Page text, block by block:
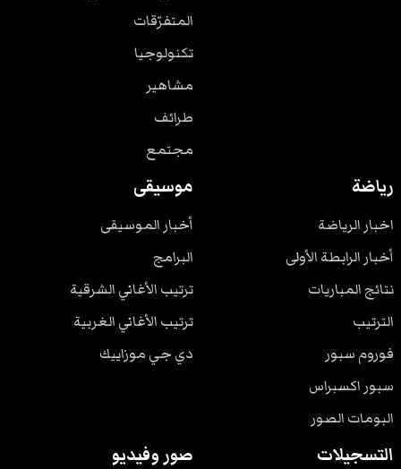
المتفرّقات
تكنولوجيا
مشاهير
طرائف
مجتمع
رياضة
اخبار الرياضة
أخبار الرابطة الأولى
نتائج المباريات
الترتيب
فوروم سبور
سبور اكسبراس
البومات الصور
موسيقى
أخبار الموسيقى
البرامج
ترتيب الأغاني الشرقية
ترتيب الأغاني الغربية
دي جي موزاييك
التسجيلات صور وفيديو